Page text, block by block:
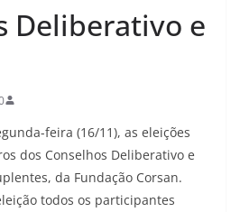
Deliberativo e
feira (16/11), as eleições
dos Conselhos Deliberativo e
da Fundação Corsan.
todos os participantes